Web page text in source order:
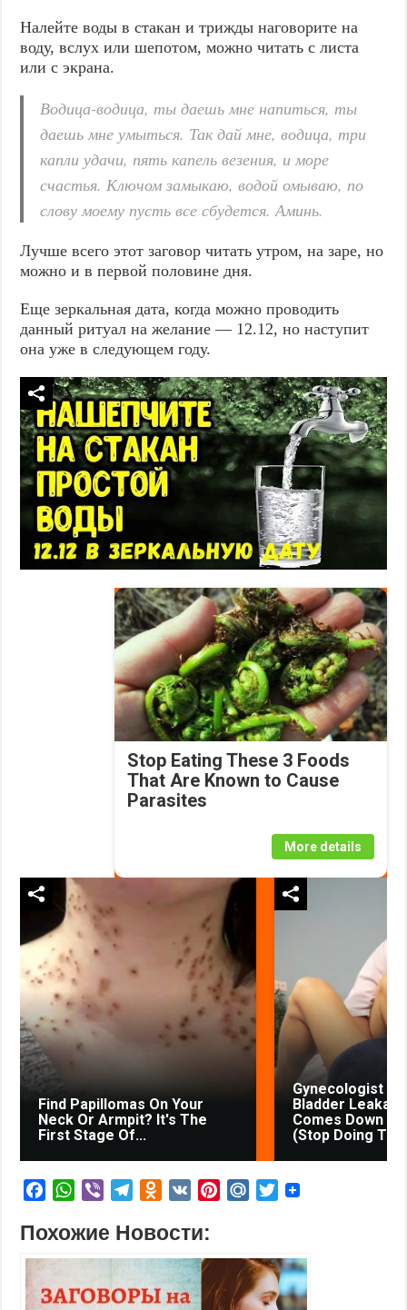
Налейте воды в стакан и трижды наговорите на
воду, вслух или шепотом, можно читать с листа
или с экрана.
Водица-водица, ты даешь мне напиться, ты
даешь мне умыться. Так дай мне, водица, три
капли удачи, пять капель везения, и море
счастья. Ключом замыкаю, водой омываю, по
слову моему пусть все сбудется. Аминь.
Лучше всего этот заговор читать утром, на заре, но
можно и в первой половине дня.
Еще зеркальная дата, когда можно проводить
данный ритуал на желание — 12.12, но наступит
она уже в следующем году.
Stop Eating These 3 Foods
That Are Known to Cause
Parasites
More details
Find Papillomas On Your
Neck Or Armpit? It's The
First Stage Of...
Gynecologist in
Bladder
Comes Down to
(Stop Doing
c
e
o
W
a
t
A
V
b
e
l
e
r
O
n
o
l
V
t
r
M
l
.
R
T
t
t
e
Похожие Новости: